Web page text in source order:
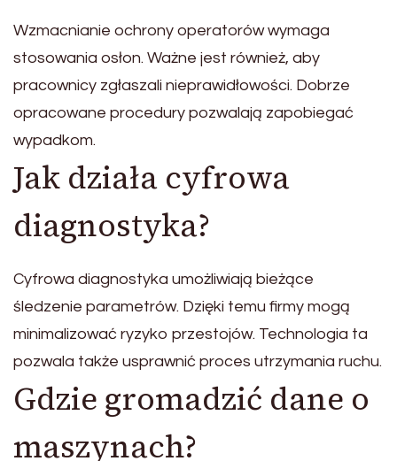
Wzmacnianie ochrony operatorów wymaga
stosowania osłon. Ważne jest również, aby
pracownicy zgłaszali nieprawidłowości. Dobrze
opracowane procedury pozwalają zapobiegać
wypadkom.
Jak działa cyfrowa
diagnostyka?
Cyfrowa diagnostyka umożliwiają bieżące
śledzenie parametrów. Dzięki temu firmy mogą
minimalizować ryzyko przestojów. Technologia ta
pozwala także usprawnić proces utrzymania ruchu.
Gdzie gromadzić dane o
maszynach?